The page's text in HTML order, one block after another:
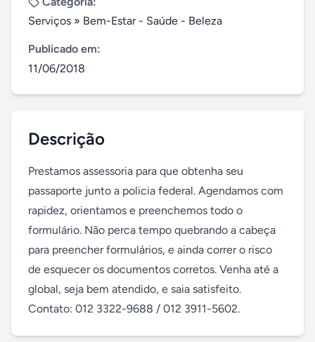
Serviços » Bem-Estar - Saúde - Beleza
Publicado em:
11/06/2018
Descrição
Prestamos assessoria para que obtenha seu
passaporte junto a policia federal. Agendamos com
rapidez, orientamos e preenchemos todo o
formulário. Não perca tempo quebrando a cabeça
para preencher formulários, e ainda correr o risco
de esquecer os documentos corretos. Venha até a
global, seja bem atendido, e saia satisfeito.
Contato: 012 3322-9688 / 012 3911-5602.